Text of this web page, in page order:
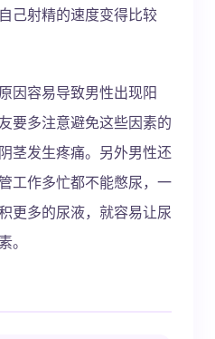
己射精的速度变得比较
因容易导致男性出现阳
要多注意避免这些因素的
茎发生疼痛。另外男性还
工作多忙都不能憋尿，一
更多的尿液，就容易让尿
。